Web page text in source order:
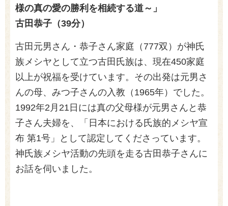
様の真の愛の勝利を相続する道～」
古田恭子（39分）
古田元男さん・恭子さん家庭（777双）が神氏
族メシヤとして立つ古田氏族は、現在450家庭
以上が祝福を受けています。その出発は元男さ
んの母、みつ子さんの入教（1965年）でした。
1992年2月21日には真の父母様が元男さんと恭
子さん夫婦を、「日本における氏族的メシヤ宣
布 第1号」として認定してくださっています。
神氏族メシヤ活動の先頭を走る古田恭子さんに
お話を伺いました。